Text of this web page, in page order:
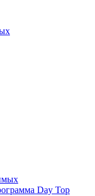
Day Top